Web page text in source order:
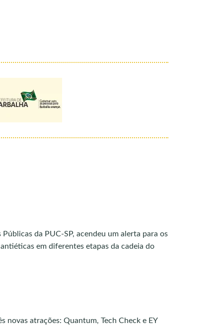
da PUC-SP, acendeu um alerta para os
em diferentes etapas da cadeia do
novas atrações: Quantum, Tech Check e EY